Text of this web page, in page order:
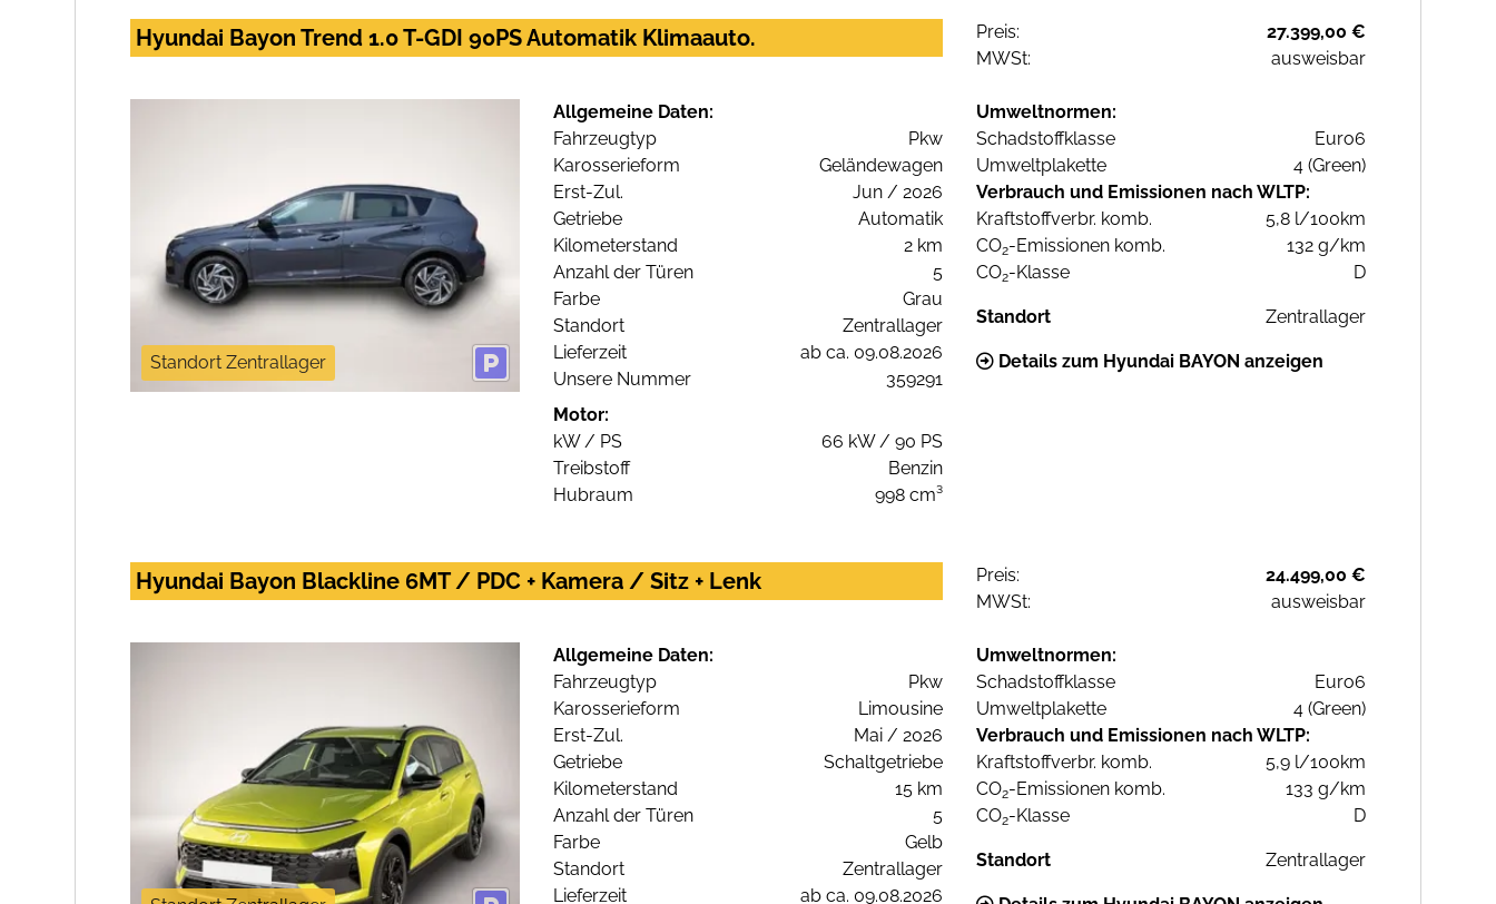
Hyundai Bayon Trend 1.0 T-GDI 90PS Automatik Klimaauto. Preis:
27.399,00 €
MWSt:
ausweisbar
Standort Zentrallager
Allgemeine Daten:
Fahrzeugtyp
Pkw
Karosserieform
Geländewagen
Erst-Zul.
Jun / 2026
Getriebe
Automatik
Kilometerstand
2 km
Anzahl der Türen
5
Farbe
Grau
Standort
Zentrallager
Lieferzeit
ab ca. 09.08.2026
Unsere Nummer
359291
Motor:
kW / PS
66 kW / 90 PS
Treibstoff
Benzin
Hubraum
998 cm³
Umweltnormen:
Schadstoffklasse
Euro6
Umweltplakette
4 (Green)
Verbrauch und Emissionen nach WLTP:
Kraftstoffverbr. komb.
5,8 l/100km
CO2-Emissionen komb.
132 g/km
CO2-Klasse D
Standort Zentrallager
Details zum Hyundai BAYON anzeigen
Hyundai Bayon Blackline 6MT / PDC + Kamera / Sitz + Lenk Preis:
24.499,00 €
MWSt:
ausweisbar
Allgemeine Daten:
Fahrzeugtyp
Pkw
Karosserieform
Limousine
Erst-Zul.
Mai / 2026
Getriebe
Schaltgetriebe
Kilometerstand
15 km
Anzahl der Türen
5
Farbe
Gelb
Standort
Zentrallager
Lieferzeit
ab ca. 09.08.2026
Umweltnormen:
Schadstoffklasse
Euro6
Umweltplakette
4 (Green)
Verbrauch und Emissionen nach WLTP:
Kraftstoffverbr. komb.
5,9 l/100km
CO2-Emissionen komb.
133 g/km
CO2-Klasse D
Standort Zentrallager